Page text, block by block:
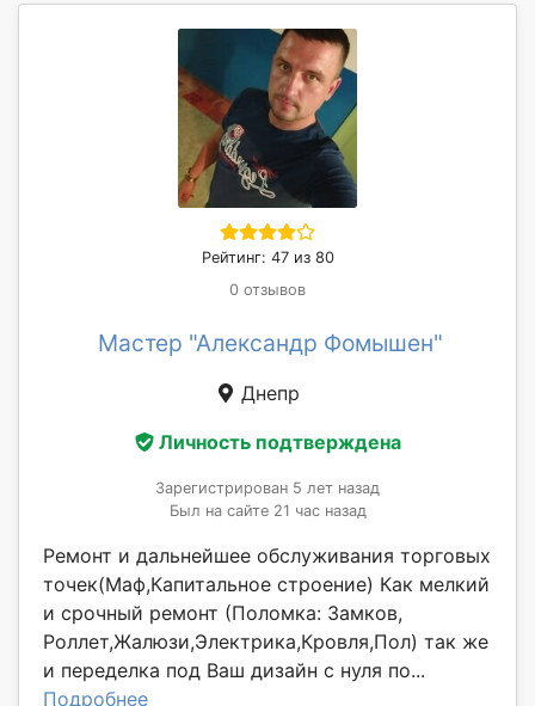
Рейтинг: 47 из 80
0 отзывов
Мастер "Александр Фомышен"
Днепр
Личность подтверждена
Зарегистрирован 5 лет назад
Был на сайте 21 час назад
Ремонт и дальнейшее обслуживания торговых
точек(Маф,Капитальное строение) Как мелкий
и срочный ремонт (Поломка: Замков,
Роллет,Жалюзи,Электрика,Кровля,Пол) так же
и переделка под Ваш дизайн с нуля по...
Подробнее